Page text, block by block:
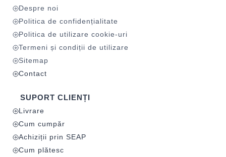
Despre noi
Politica de confidențialitate
Politica de utilizare cookie-uri
Termeni și condiții de utilizare
Sitemap
Contact
SUPORT CLIENȚI
Livrare
Cum cumpăr
Achiziții prin SEAP
Cum plătesc